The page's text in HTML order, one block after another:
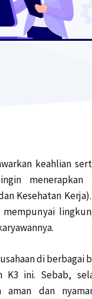
keahlian
menerapkan
Kesehatan
di berbagai
K3 ini. Sebab,
aman dan